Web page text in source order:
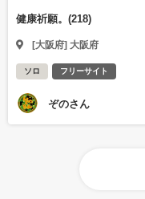
健康祈願。(218)
[大阪府] 大阪府
ソロ フリーサイト
ぞのさん